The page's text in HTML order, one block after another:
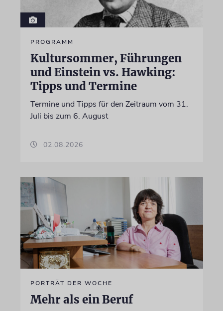
PROGRAMM
Kultursommer, Führungen
und Einstein vs. Hawking:
Tipps und Termine
Termine und Tipps für den Zeitraum vom 31.
Juli bis zum 6. August
02.08.2026
PORTRÄT DER WOCHE
Mehr als ein Beruf